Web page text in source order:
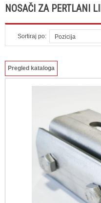
NOSAČI ZA PERTLANI
Sortiraj po: Pozicija
Pregled kataloga